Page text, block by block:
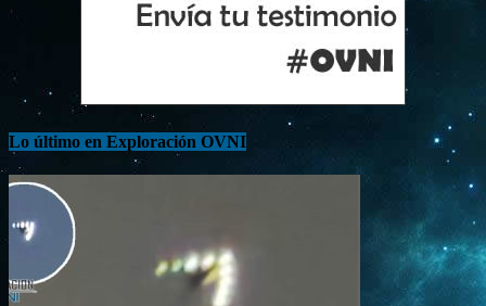
Lo último en Exploración OVNI